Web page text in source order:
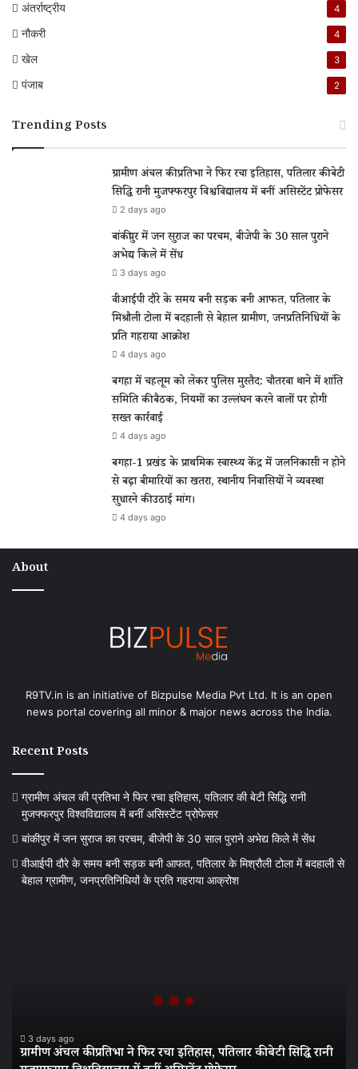
अंतर्राष्ट्रीय 4
नौकरी 4
खेल 3
पंजाब 2
Trending Posts
ग्रामीण अंचल की प्रतिभा ने फिर रचा इतिहास, पतिलार की बेटी
सिद्धि रानी मुजफ्फरपुर विश्वविद्यालय में बनीं असिस्टेंट प्रोफेसर
2 days ago
बांकीपुर में जन सुराज का परचम, बीजेपी के 30 साल पुराने
अभेद्य किले में सेंध
3 days ago
वीआईपी दौरे के समय बनी सड़क बनी आफत, पतिलार के
मिश्रौली टोला में बदहाली से बेहाल ग्रामीण, जनप्रतिनिधियों के
प्रति गहराया आक्रोश
4 days ago
बगहा में चहलूम को लेकर पुलिस मुस्तैद: चौतरवा थाने में शांति
समिति की बैठक, नियमों का उल्लंघन करने वालों पर होगी
सख्त कार्रवाई
4 days ago
बगहा-1 प्रखंड के प्राथमिक स्वास्थ्य केंद्र में जलनिकासी न होने
से बढ़ा बीमारियों का खतरा, स्थानीय निवासियों ने व्यवस्था
सुधारने की उठाई मांग।
4 days ago
About
R9TV.in is an initiative of Bizpulse Media Pvt Ltd. It is an open
news portal covering all minor & major news across the India.
Recent Posts
ग्रामीण अंचल की प्रतिभा ने फिर रचा इतिहास, पतिलार की बेटी सिद्धि रानी
मुजफ्फरपुर विश्वविद्यालय में बनीं असिस्टेंट प्रोफेसर
बांकीपुर में जन सुराज का परचम, बीजेपी के 30 साल पुराने अभेद्य किले में सेंध
वीआईपी दौरे के समय बनी सड़क बनी आफत, पतिलार के मिश्रौली टोला में बदहाली से
बेहाल ग्रामीण, जनप्रतिनिधियों के प्रति गहराया आक्रोश
इतिहास,
पतिलार
3 days ago
ग्रामीण अंचल की प्रतिभा ने फिर रचा इतिहास, पतिलार की बेटी सिद्धि रानी